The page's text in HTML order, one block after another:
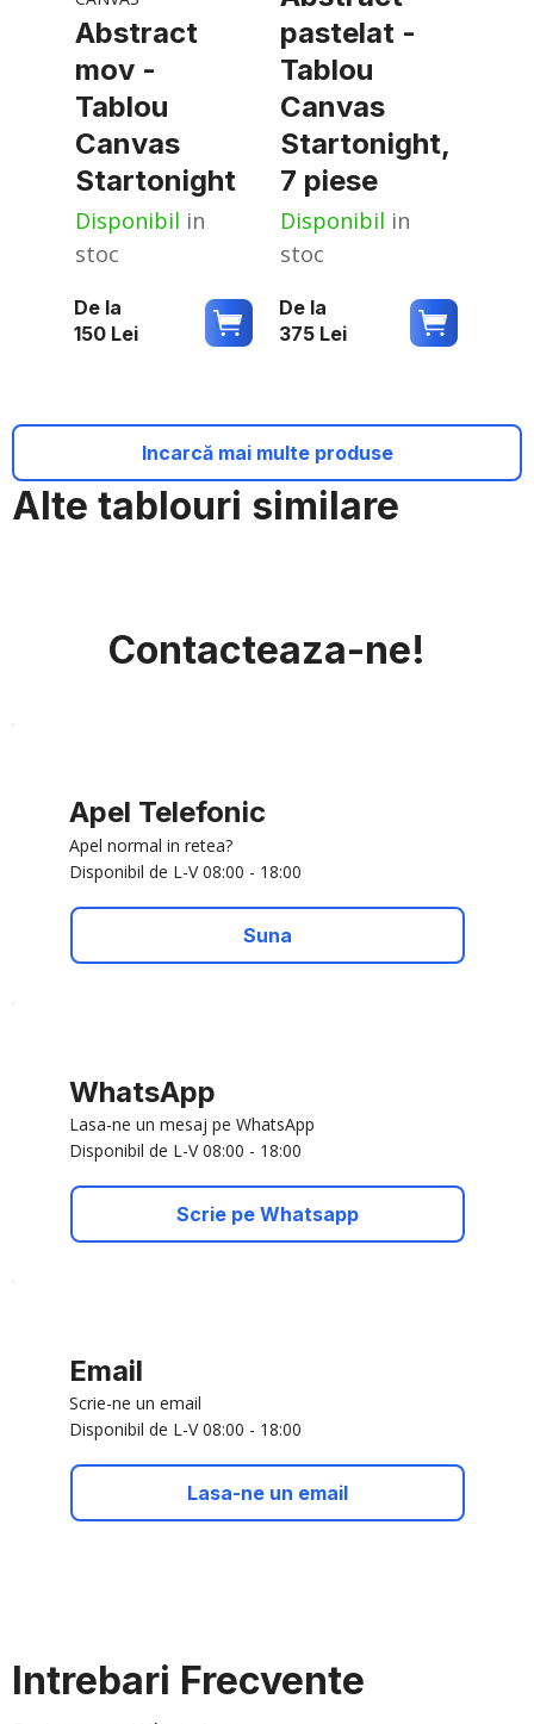
Alte tablouri similare
Abstract
mov -
Tablou
Canvas
Startonight
Disponibil in
stoc
De la
150 Lei
pastelat -
Tablou
Canvas
Startonight,
7 piese
Disponibil in
stoc
De la
375 Lei
Incarcă mai multe produse
Contacteaza-ne!
Apel Telefonic
Apel normal in retea?
Disponibil de L-V 08:00 - 18:00
Suna
WhatsApp
Lasa-ne un mesaj pe WhatsApp
Disponibil de L-V 08:00 - 18:00
Scrie pe Whatsapp
Email
Scrie-ne un email
Disponibil de L-V 08:00 - 18:00
Lasa-ne un email
Intrebari Frecvente